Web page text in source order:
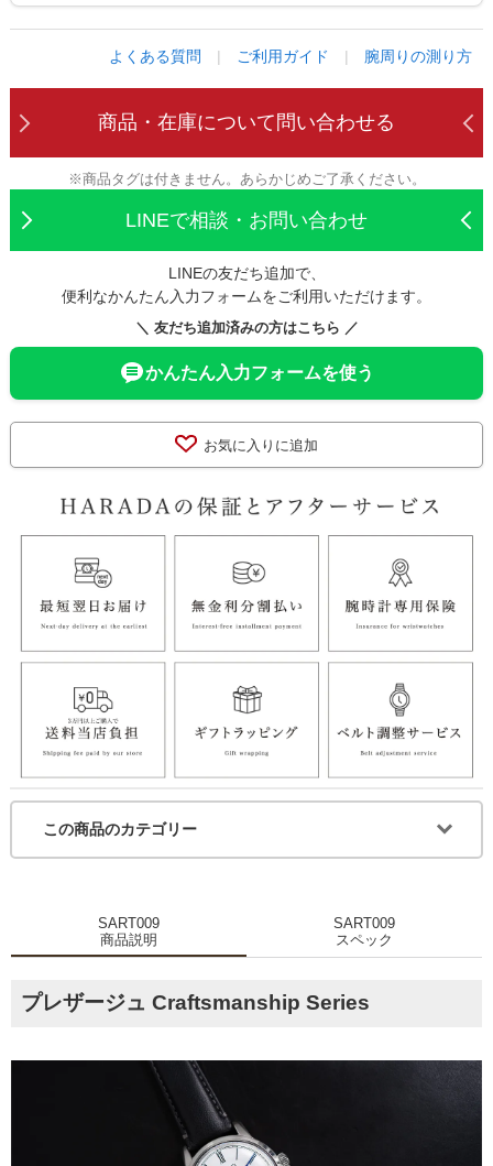
よくある質問 | ご利用ガイド | 腕周りの測り方
商品・在庫について 問い合わせる
※商品タグは付きません。あらかじめご了承ください。
LINEで相談・お問い合わせ
LINEの友だち追加で、
便利なかんたん入力フォームをご利用いただけます。
＼ 友だち追加済みの方はこちら ／
かんたん入力フォームを使う
お気に入りに追加
この商品のカテゴリー
SART009
商品説明
SART009
スペック
プレザージュ Craftsmanship Series